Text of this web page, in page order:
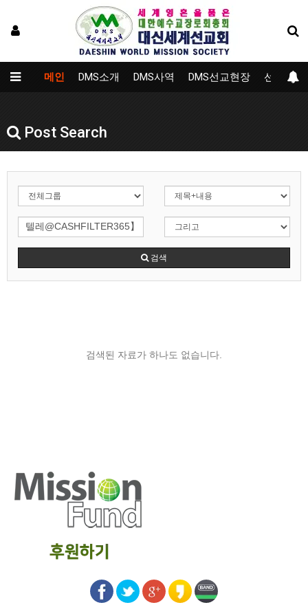
메인 DMS소개 DMS사역 DMS선교현장 선교대학
Post Search
검색
검색된 자료가 하나도 없습니다.